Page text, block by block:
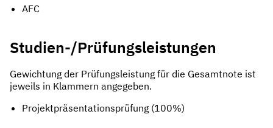
AFC
Studien-/Prüfungsleistungen
Gewichtung der Prüfungsleistung für die Gesamtnote ist
jeweils in Klammern angegeben.
Projektpräsentationsprüfung (100%)